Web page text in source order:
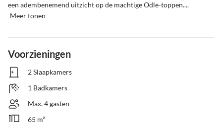
een adembenemend uitzicht op de machtige Odle-toppen....
Meer tonen
Voorzieningen
2 Slaapkamers
1 Badkamers
Max. 4 gasten
65 m²